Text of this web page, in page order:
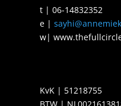
t | 06-14832352
e |
w|
KvK | 51218755